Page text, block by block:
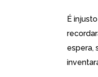
É
espera,